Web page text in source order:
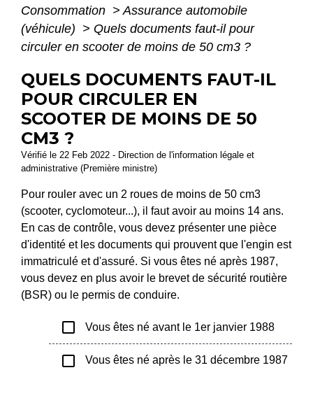
Consommation > Assurance automobile
(véhicule) > Quels documents faut-il pour
circuler en scooter de moins de 50 cm3 ?
QUELS DOCUMENTS FAUT-IL
POUR CIRCULER EN
SCOOTER DE MOINS DE 50
CM3 ?
Vérifié le 22 Feb 2022 - Direction de l'information légale et
administrative (Première ministre)
Pour rouler avec un 2 roues de moins de 50 cm3
(scooter, cyclomoteur...), il faut avoir au moins 14 ans.
En cas de contrôle, vous devez présenter une pièce
d'identité et les documents qui prouvent que l'engin est
immatriculé et d'assuré. Si vous êtes né après 1987,
vous devez en plus avoir le brevet de sécurité routière
(BSR) ou le permis de conduire.
check_box_outline_blank Vous êtes né avant le 1er janvier 1988
check_box_outline_blank Vous êtes né après le 31 décembre 1987